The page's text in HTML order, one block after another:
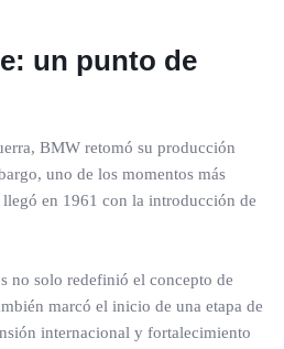
un punto de
BMW retomó su producción
uno de los momentos más
en 1961 con la introducción de
no solo redefinió el concepto de
marcó el inicio de una etapa de
internacional y fortalecimiento